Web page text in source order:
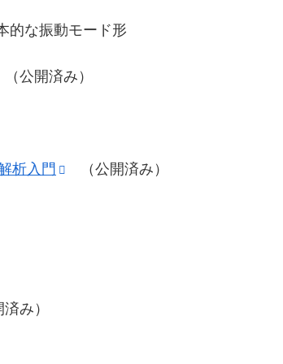
的な振動モード形
公開済み）
析入門 （公開済み）
み）